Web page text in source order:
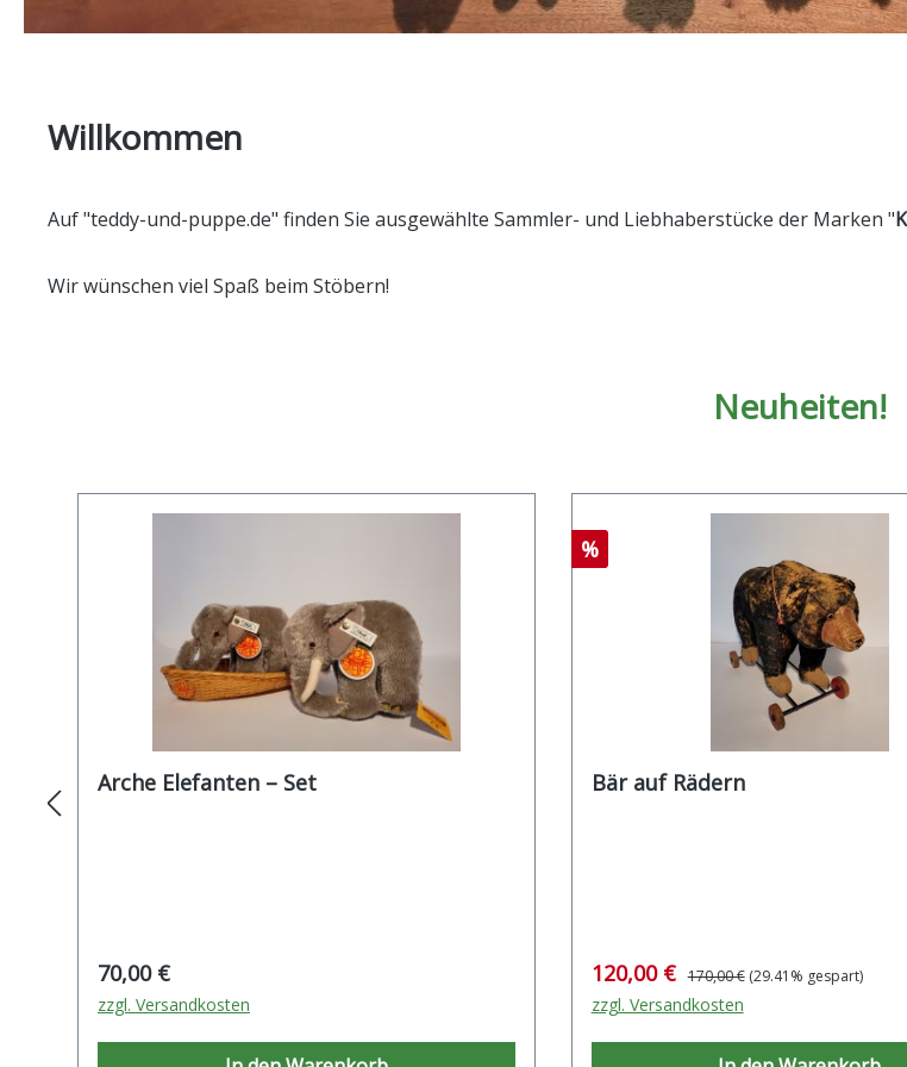
Willkommen
Auf "teddy-und-puppe.de" finden Sie ausgewählte Sammler- und Liebhaberstücke der Marken "
Wir wünschen viel Spaß beim Stöbern!
Neuheiten!
Arche Elefanten – Set
Regulärer Preis:
70,00 €
zzgl. Versandkosten
Rabatt
%
Bär auf Rädern
Verkaufspreis:
120,00 € Regulärer Preis:
170,00 € (29.41% gespart)
zzgl. Versandkosten